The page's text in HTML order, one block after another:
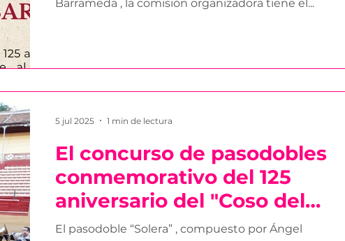
Barrameda , la comisión organizadora tiene el...
El concurso de pasodobles
conmemorativo del 125
aniversario del "Coso del
Pino" ya tiene ganador
El pasodoble “Solera” , compuesto por Ángel
5 jul 2025 1 min de lectura